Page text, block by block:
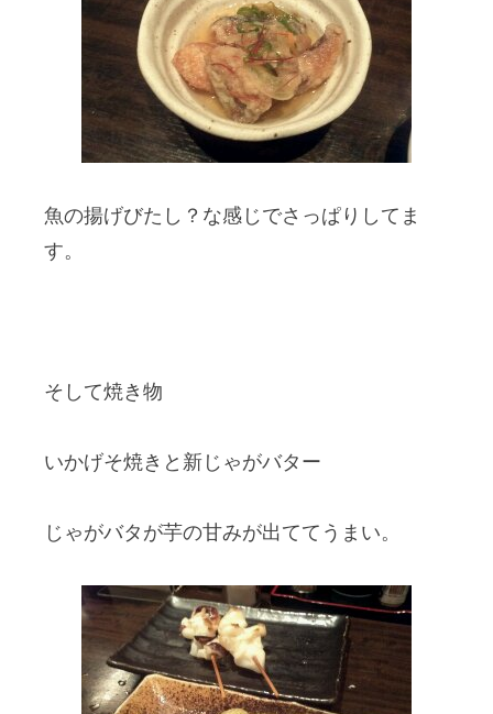
魚の揚げびたし？な感じでさっぱりしてま
す。
そして焼き物
いかげそ焼きと新じゃがバター
じゃがバタが芋の甘みが出ててうまい。